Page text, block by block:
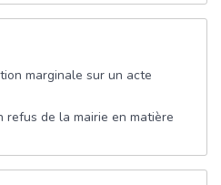
marginale sur un acte
refus de la mairie en matière